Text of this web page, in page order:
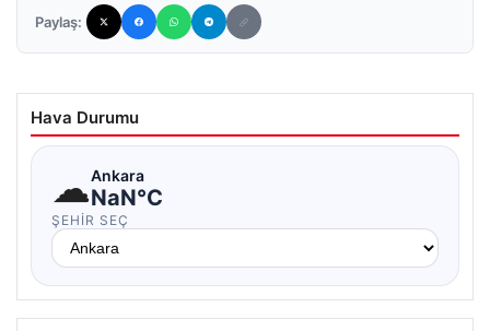
Paylaş:
Hava Durumu
☁Ankara
NaN°C
ŞEHIR SEÇ